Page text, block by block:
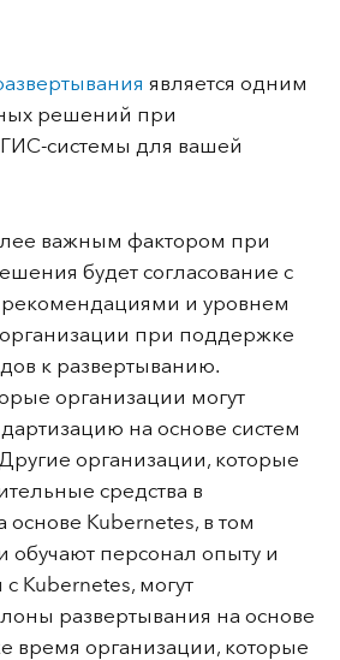
является одним
решений при
системы для вашей
важным фактором при
будет согласование с
и уровнем
при поддержке
к развертыванию.
организации могут
на основе систем
организации, которые
средства в
основе Kubernetes, в том
обучают персонал опыту и
Kubernetes, могут
развертывания на основе
время организации, которые